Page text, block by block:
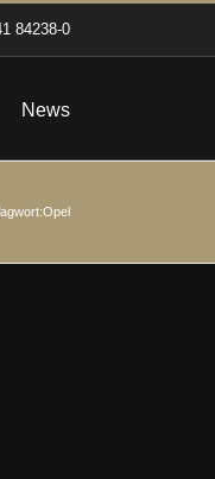
84238-0
News
Opel